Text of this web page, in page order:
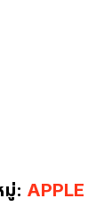
มู่: APPLE